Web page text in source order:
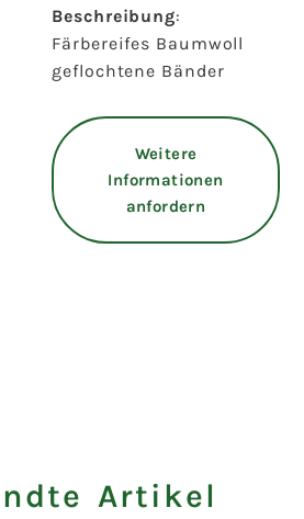
Beschreibung:
Färbereifes Baumwoll
geflochtene Bänder
Weitere
Informationen
anfordern
Artikel